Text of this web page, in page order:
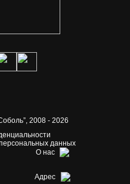
2008 - 2026
данных
О нас
Адрес